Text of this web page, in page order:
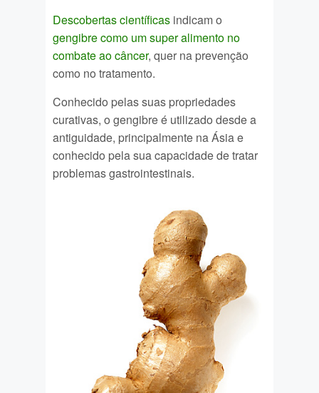
Descobertas científicas indicam o
gengibre como um super alimento no
combate ao câncer, quer na prevenção
como no tratamento.
Conhecido pelas suas propriedades
curativas, o gengibre é utilizado desde a
antiguidade, principalmente na Ásia e
conhecido pela sua capacidade de tratar
problemas gastrointestinais.